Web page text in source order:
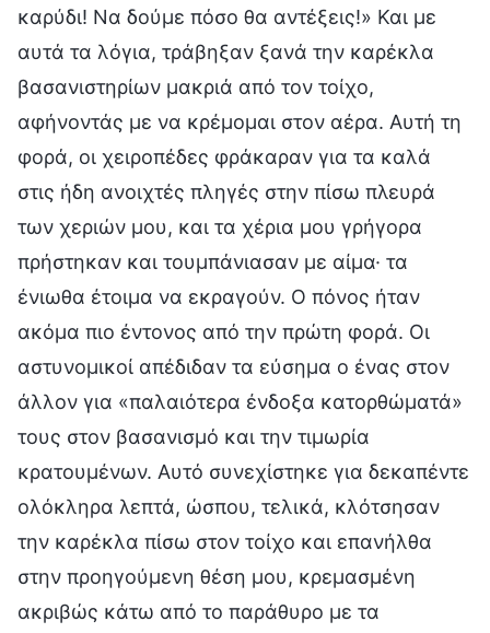
καρύδι! Να δούμε πόσο θα αντέξεις!» Και με
αυτά τα λόγια, τράβηξαν ξανά την καρέκλα
βασανιστηρίων μακριά από τον τοίχο,
αφήνοντάς με να κρέμομαι στον αέρα. Αυτή τη
φορά, οι χειροπέδες φράκαραν για τα καλά
στις ήδη ανοιχτές πληγές στην πίσω πλευρά
των χεριών μου, και τα χέρια μου γρήγορα
πρήστηκαν και τουμπάνιασαν με αίμα· τα
ένιωθα έτοιμα να εκραγούν. Ο πόνος ήταν
ακόμα πιο έντονος από την πρώτη φορά. Οι
αστυνομικοί απέδιδαν τα εύσημα ο ένας στον
άλλον για «παλαιότερα ένδοξα κατορθώματά»
τους στον βασανισμό και την τιμωρία
κρατουμένων. Αυτό συνεχίστηκε για δεκαπέντε
ολόκληρα λεπτά, ώσπου, τελικά, κλότσησαν
την καρέκλα πίσω στον τοίχο και επανήλθα
στην προηγούμενη θέση μου, κρεμασμένη
ακριβώς κάτω από το παράθυρο με τα